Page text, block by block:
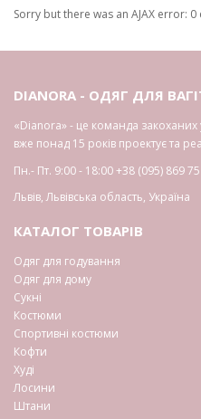
Sorry but there was an AJAX error:
DIANORA - ОДЯГ ДЛЯ
«Dianora» - це команда
вже понад 15 років проектує та
Пн.- Пт. 9:00 - 18:00+38 (095) 869
Львів,Львівська область, Україна
КАТАЛОГ ТОВАРІВ
Одяг для годування
Одяг для дому
Сукні
Костюми
Спортивні костюми
Кофти
Худі
Лосини
Штани